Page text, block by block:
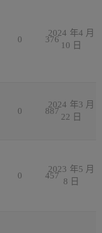
0 376
2024 年4 月
10 日
0 887
2024 年3 月
22 日
0 457
2023 年5 月
8 日